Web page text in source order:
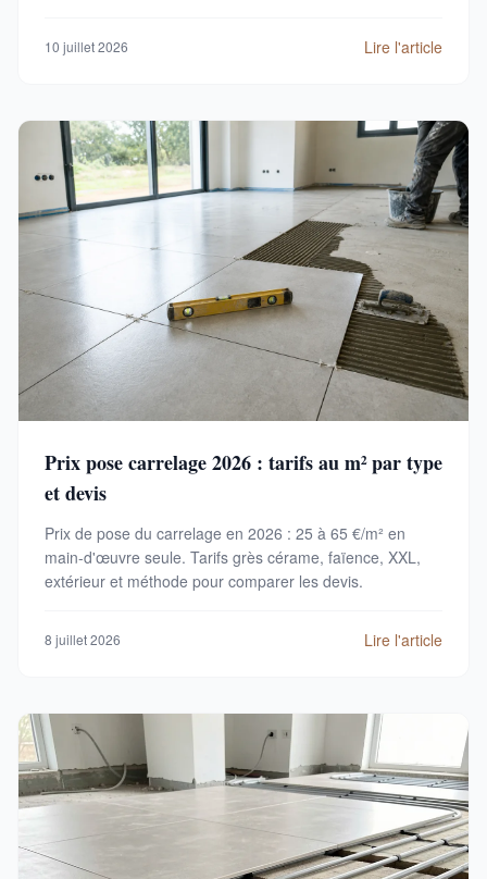
10 juillet 2026 Lire l'article
Prix pose carrelage 2026 : tarifs au m² par type
et devis
Prix de pose du carrelage en 2026 : 25 à 65 €/m² en
main-d'œuvre seule. Tarifs grès cérame, faïence, XXL,
extérieur et méthode pour comparer les devis.
8 juillet 2026 Lire l'article